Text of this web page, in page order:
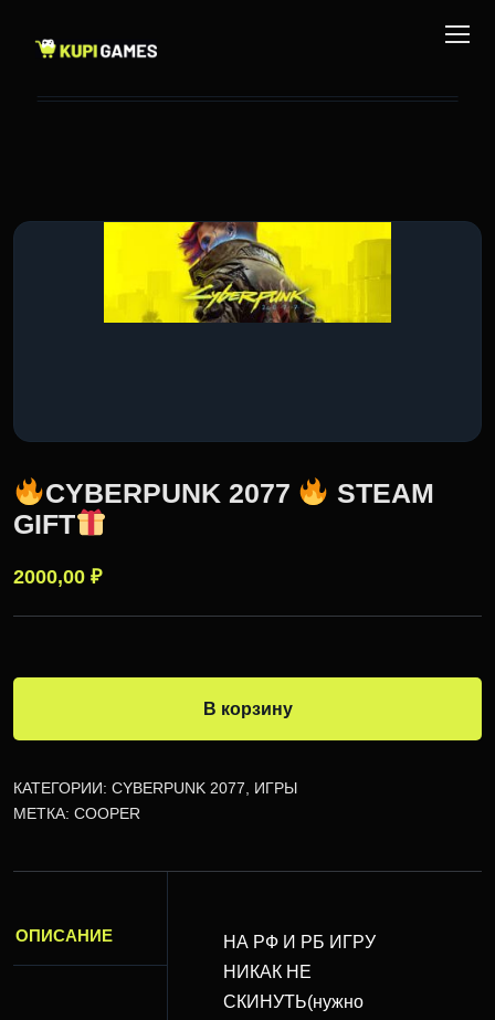
CYBERPUNK 2077
STEAM
GIFT
2000,00 ₽
В корзину
КАТЕГОРИИ: CYBERPUNK 2077
ИГРЫ
МЕТКА: COOPER
ОПИСАНИЕ
НА РФ И РБ ИГРУ
НИКАК НЕ
СКИНУТЬ(нужно